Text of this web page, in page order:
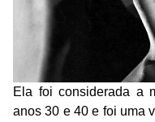
Ela foi considerada a
anos 30 e 40 e foi uma